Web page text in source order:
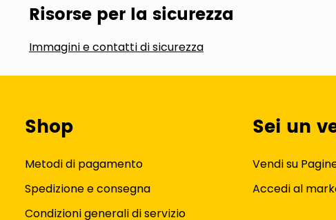
Risorse per la sicurezza
Immagini e contatti di sicurezza
Shop
Metodi di pagamento
Spedizione e consegna
Condizioni generali di servizio
Sei un
Vendi su
Accedi al